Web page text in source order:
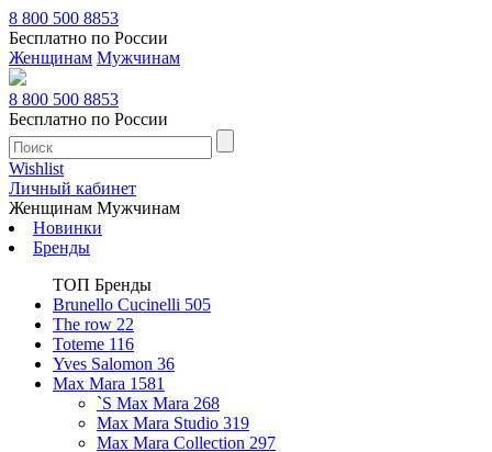
8 800 500 8853
Бесплатно по России
Женщинам Мужчинам
8 800 500 8853
Бесплатно по России
Wishlist
Личный кабинет
Женщинам Мужчинам
Новинки
Бренды
ТОП Бренды
Brunello Cucinelli 505
The row 22
Toteme 116
Yves Salomon 36
Max Mara 1581
`S Max Mara 268
Max Mara Studio 319
Max Mara Collection 297